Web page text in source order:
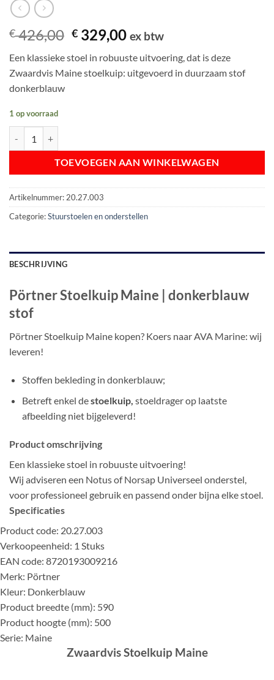
€426,00 Oorspronkelijke
was:
€ 426,00.
€ 329,00Huidige
is:
€ 329,00.
ex btw
Een klassieke stoel in robuuste uitvoering, dat is deze
Zwaardvis Maine stoelkuip: uitgevoerd in duurzaam stof
donkerblauw
1 op voorraad
TOEVOEGEN AAN WINKELWAGEN
Artikelnummer: 20.27.003
Categorie:Stuurstoelen en onderstellen
BESCHRIJVING
Pörtner Stoelkuip Maine | donkerblauw
stof
Pörtner Stoelkuip Maine kopen? Koers naar AVA Marine: wij
leveren!
Stoffen bekleding in donkerblauw;
Betreft enkel destoelkuip, stoeldrager op laatste
afbeelding niet bijgeleverd!
Product omschrijving
Een klassieke stoel in robuuste uitvoering!
Wij adviseren een Notus of Norsap Universeel onderstel,
voor professioneel gebruik en passend onder bijna elke stoel.
Specificaties
Product code: 20.27.003
Verkoopeenheid: 1 Stuks
EAN code: 8720193009216
Merk: Pörtner
Kleur: Donkerblauw
Product breedte (mm): 590
Product hoogte (mm): 500
Serie: Maine
Zwaardvis Stoelkuip Maine